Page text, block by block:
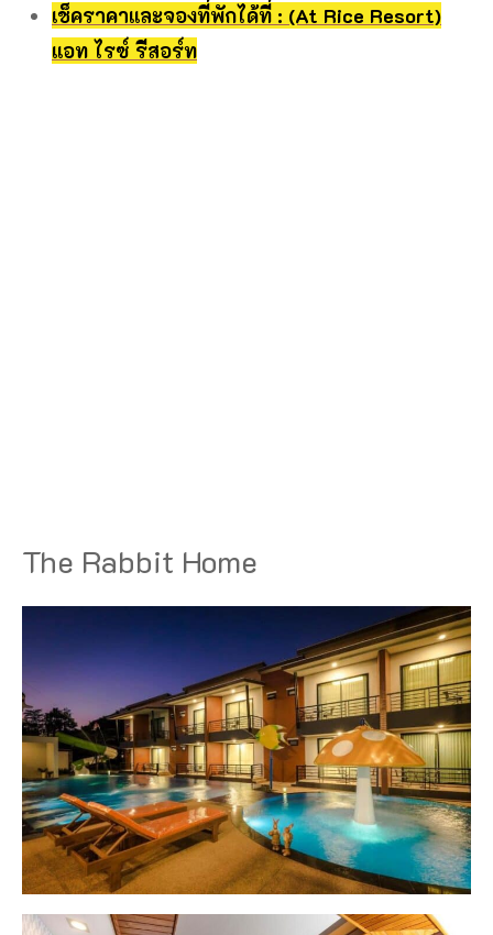
เช็คราคาและจองที่พักได้ที่ : (At Rice Resort)
แอท ไรซ์ รีสอร์ท
The Rabbit Home